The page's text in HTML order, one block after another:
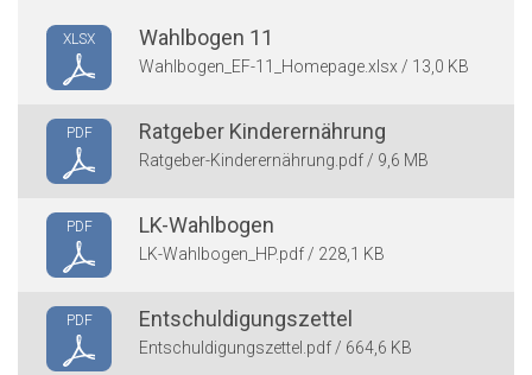
XLSX Wahlbogen 11
Wahlbogen_EF-11_Homepage.xlsx / 13,0 KB
PDF Ratgeber Kinderernährung
Ratgeber-Kinderernährung.pdf / 9,6 MB
PDF LK-Wahlbogen
LK-Wahlbogen_HP.pdf / 228,1 KB
PDF Entschuldigungszettel
Entschuldigungszettel.pdf / 664,6 KB